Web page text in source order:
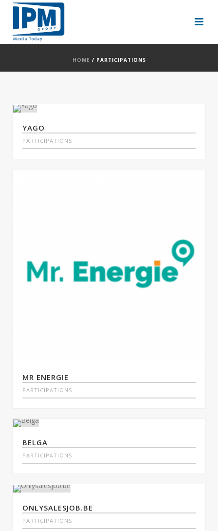
HOME / PARTICIPATIONS
YAGO
PARTICIPATIONS
MR ENERGIE
PARTICIPATIONS
BELGA
PARTICIPATIONS
ONLYSALESJOB.BE
PARTICIPATIONS